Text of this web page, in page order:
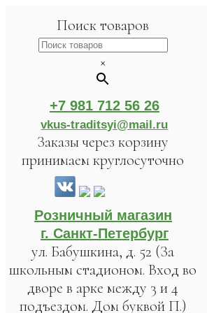
Поиск товаров
×
+7 981 712 56 26
vkus-traditsyi@mail.ru
Заказы через корзину
принимаем круглосуточно
Розничный магазин
г. Санкт-Петербург
ул. Бабушкина, д. 52 (За
школьным стадионом. Вход во
дворе в арке между 3 и 4
подъездом. Дом буквой П.)